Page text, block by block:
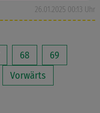
26.01.2025 00:13 Uhr
68
69
Vorwärts